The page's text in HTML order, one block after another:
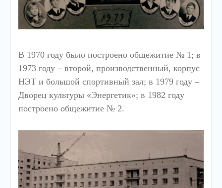
В 1970 году было построено общежитие № 1; в
1973 году – второй, производственный, корпус
НЭТ и большой спортивный зал; в 1979 году –
Дворец культуры «Энергетик»; в 1982 году
построено общежитие № 2.